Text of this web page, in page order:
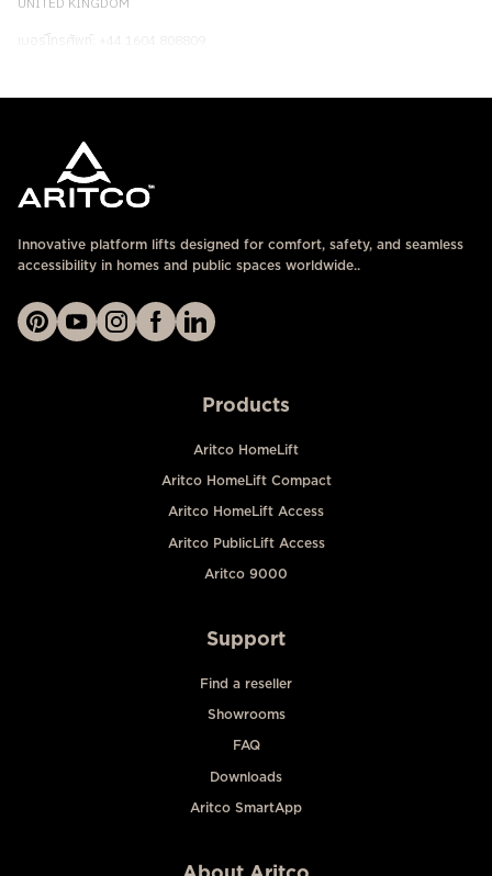
เบอร์โทรศัพท์: +44 1604 808809
Innovative platform lifts designed for comfort, safety, and seamless
accessibility in homes and public spaces worldwide..
Products
Aritco HomeLift
Aritco HomeLift Compact
Aritco HomeLift Access
Aritco PublicLift Access
Aritco 9000
Support
Find a reseller
Showrooms
FAQ
Downloads
Aritco SmartApp